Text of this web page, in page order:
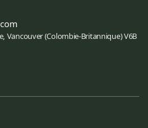
Vancouver (Colombie-Britannique) V6B